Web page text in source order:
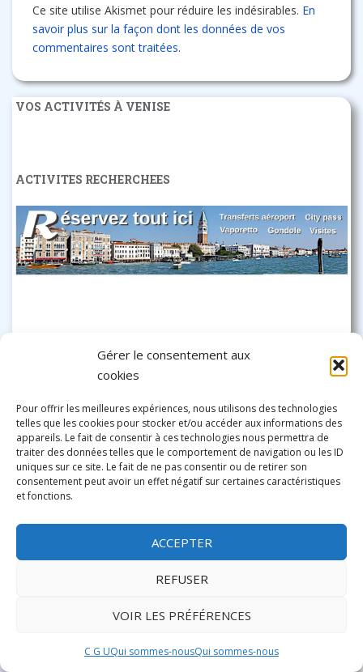
Gérer le consentement aux
cookies
Pour offrir les meilleures expériences, nous utilisons des technologies
telles que les cookies pour stocker et/ou accéder aux informations des
appareils. Le fait de consentir à ces technologies nous permettra de
traiter des données telles que le comportement de navigation ou les ID
uniques sur ce site. Le fait de ne pas consentir ou de retirer son
consentement peut avoir un effet négatif sur certaines caractéristiques
et fonctions.
ACCEPTER
REFUSER
VOIR LES PRÉFÉRENCES
C G UQui sommes-nousQui sommes-nous
Ce site utilise Akismet pour réduire les indésirables. En
savoir plus sur la façon dont les données de vos
commentaires sont traitées.
VOS ACTIVITÉS À VENISE
ACTIVITES RECHERCHEES
NOS AUDIOGUIDES
A partir de
3,90€
l'audioguide en français en
téléchargement immédiat
CHERCHEZ VOTRE HÉBERGEMENT À VENISE
Où dormir à SAINT MARC
|Les moins chers
Où dormir à SAN POLO
Appartements|Chez l'habitant|Auberge de jeunesse